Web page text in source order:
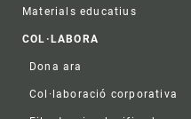
Materials educatius
COL·LABORA
Dona ara
Col·laboració corporativa